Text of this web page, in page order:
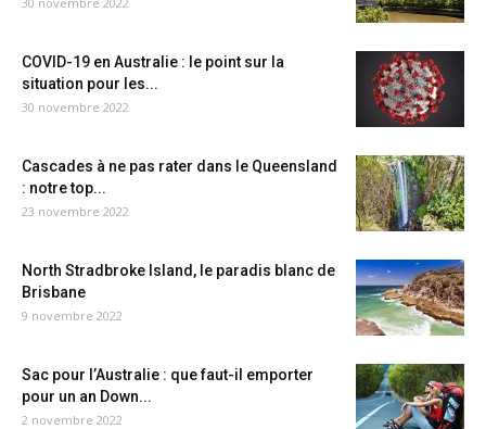
COVID-19 en Australie : le point sur la
situation pour les...
30 novembre 2022
Cascades à ne pas rater dans le Queensland
: notre top...
23 novembre 2022
North Stradbroke Island, le paradis blanc de
Brisbane
9 novembre 2022
Sac pour l’Australie : que faut-il emporter
pour un an Down...
2 novembre 2022